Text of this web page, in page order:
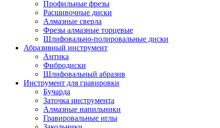
Профильные фрезы
Расшивочные диски
Алмазные сверла
Фрезы алмазные торцевые
Шлифовально-полировальные диски
Абразивный инструмент
Антика
Фибродиски
Шлифовальный абразив
Инструмент для гравировки
Бучарда
Заточка инструмента
Алмазные напильники
Гравировальные иглы